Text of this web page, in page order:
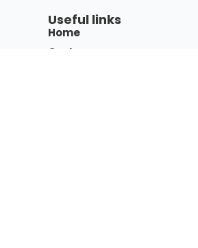
Useful links
Home
Cart